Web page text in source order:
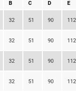
B C D E
32 51 90 112
32 51 90 112
32 51 90 112
32 51 90 112